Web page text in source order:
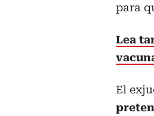
para
Lea
El